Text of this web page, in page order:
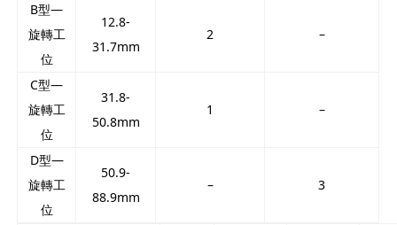
B型—
旋轉工
位
12.8-
31.7mm
2 –
C型—
旋轉工
位
31.8-
50.8mm
1 –
D型—
旋轉工
位
50.9-
88.9mm
– 3